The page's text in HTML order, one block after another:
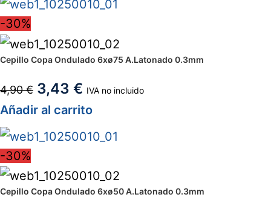
-30%
Cepillo Copa Ondulado 6xø75 A.Latonado 0.3mm
4,90€ 3,43 € IVA no incluido
Añadir al carrito
-30%
Cepillo Copa Ondulado 6xø50 A.Latonado 0.3mm